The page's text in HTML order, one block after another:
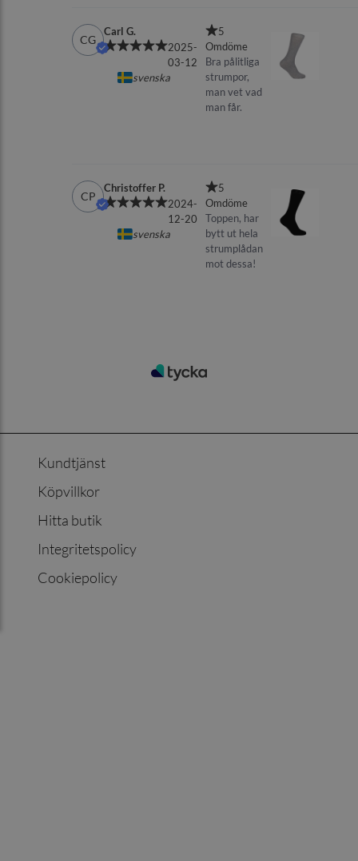
Kundtjänst
Köpvillkor
Hitta butik
Integritetspolicy
Cookiepolicy